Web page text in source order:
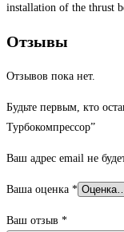
installation of the thrust
Отзывы
Отзывов пока нет.
Будьте первым, кто
Турбокомпрессор”
Ваш адрес email не
Ваша оценка *
Ваш отзыв *